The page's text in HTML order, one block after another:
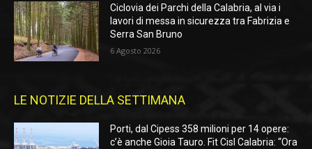
Ciclovia dei Parchi della Calabria, al via i
lavori di messa in sicurezza tra Fabrizia e
Serra San Bruno
6 Agosto 2026
LE NOTIZIE DELLA SETTIMANA
Porti, dal Cipess 358 milioni per 14 opere:
c’è anche Gioia Tauro. Fit Cisl Calabria: “Ora